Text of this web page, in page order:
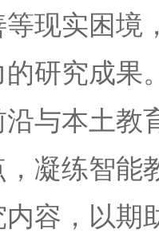
现实困境
研究成果
与本土教
，凝练智能
容，以期